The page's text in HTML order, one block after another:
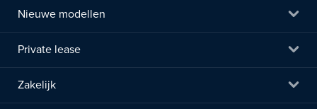
Nieuwe modellen
Private lease
Zakelijk